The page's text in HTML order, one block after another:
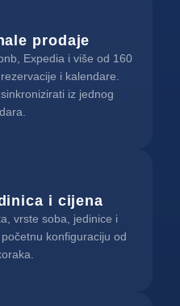
prodaje
Expedia i više od 160
i kalendare.
iz jednog
i cijena
vrste soba, jedinice i
konfiguraciju od